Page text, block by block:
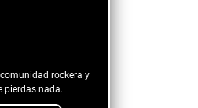
rockera y
pierdas nada.
That Bottle
Are